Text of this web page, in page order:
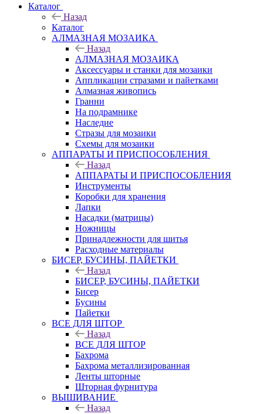
Каталог
Назад
Каталог
АЛМАЗНАЯ МОЗАИКА
Назад
АЛМАЗНАЯ МОЗАИКА
Аксессуары и станки для мозаики
Аппликации стразами и пайетками
Алмазная живопись
Гранни
На подрамнике
Наследие
Стразы для мозаики
Схемы для мозаики
АППАРАТЫ И ПРИСПОСОБЛЕНИЯ
Назад
АППАРАТЫ И ПРИСПОСОБЛЕНИЯ
Инструменты
Коробки для хранения
Лапки
Насадки (матрицы)
Ножницы
Принадлежности для шитья
Расходные материалы
БИСЕР, БУСИНЫ, ПАЙЕТКИ
Назад
БИСЕР, БУСИНЫ, ПАЙЕТКИ
Бисер
Бусины
Пайетки
ВСЕ ДЛЯ ШТОР
Назад
ВСЕ ДЛЯ ШТОР
Бахрома
Бахрома металлизированная
Ленты шторные
Шторная фурнитура
ВЫШИВАНИЕ
Назад